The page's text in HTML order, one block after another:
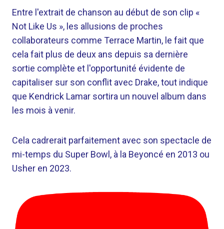
Entre l'extrait de chanson au début de son clip «
Not Like Us », les allusions de proches
collaborateurs comme Terrace Martin, le fait que
cela fait plus de deux ans depuis sa dernière
sortie complète et l'opportunité évidente de
capitaliser sur son conflit avec Drake, tout indique
que Kendrick Lamar sortira un nouvel album dans
les mois à venir.
Cela cadrerait parfaitement avec son spectacle de
mi-temps du Super Bowl, à la Beyoncé en 2013 ou
Usher en 2023.